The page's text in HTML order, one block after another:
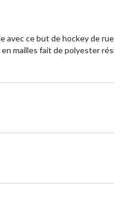
avec ce but de hockey de
mailles fait de polyester